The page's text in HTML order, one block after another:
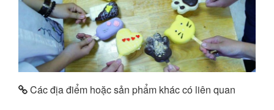
Các địa điểm hoặc sản phẩm khác có liên quan